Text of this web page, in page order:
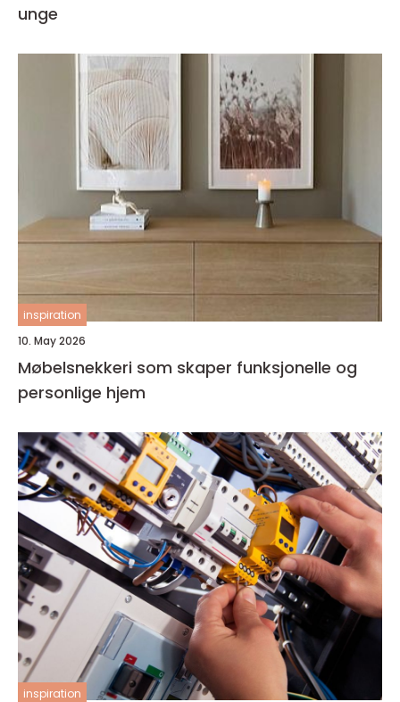
unge
inspiration
10. May 2026
Møbelsnekkeri som skaper funksjonelle og
personlige hjem
inspiration